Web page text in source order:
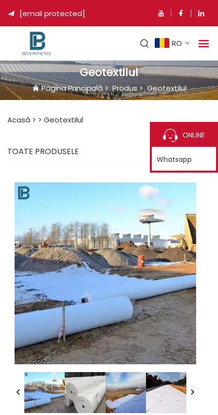
 [email protected]
RO
Geotextilul
Pagina Principală>Produs>Geotextilul
Acasă > > Geotextilul
TOATE PRODUSELE
ONLINE
Whatsapp